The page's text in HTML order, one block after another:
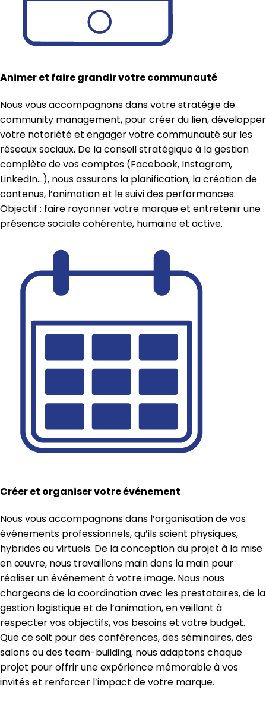
Animer et faire grandir votre communauté
Nous vous accompagnons dans votre stratégie de
community management, pour créer du lien, développer
votre notoriété et engager votre communauté sur les
réseaux sociaux. De la conseil stratégique à la gestion
complète de vos comptes (Facebook, Instagram,
LinkedIn…), nous assurons la planification, la création de
contenus, l’animation et le suivi des performances.
Objectif : faire rayonner votre marque et entretenir une
présence sociale cohérente, humaine et active.
Créer et organiser votre événement
Nous vous accompagnons dans l’organisation de vos
événements professionnels, qu’ils soient physiques,
hybrides ou virtuels. De la conception du projet à la mise
en œuvre, nous travaillons main dans la main pour
réaliser un événement à votre image. Nous nous
chargeons de la coordination avec les prestataires, de la
gestion logistique et de l’animation, en veillant à
respecter vos objectifs, vos besoins et votre budget.
Que ce soit pour des conférences, des séminaires, des
salons ou des team-building, nous adaptons chaque
projet pour offrir une expérience mémorable à vos
invités et renforcer l’impact de votre marque.